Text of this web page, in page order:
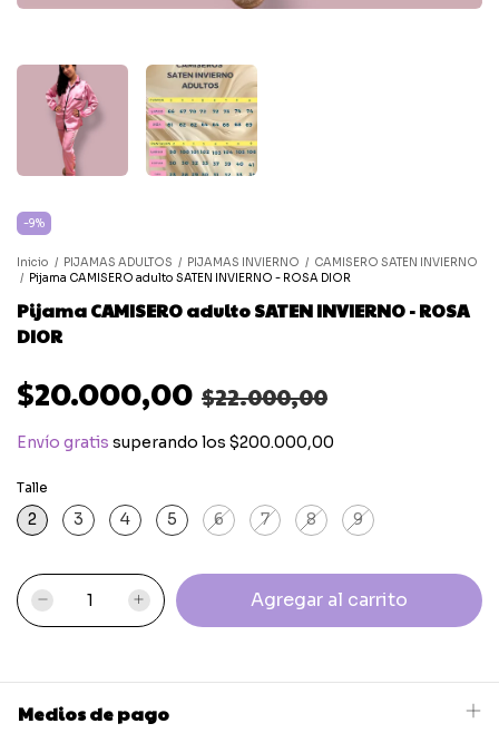
-9%
Inicio / PIJAMAS ADULTOS / PIJAMAS INVIERNO / CAMISERO SATEN INVIERNO
/ Pijama CAMISERO adulto SATEN INVIERNO - ROSA DIOR
Pijama CAMISERO adulto SATEN INVIERNO - ROSA
DIOR
$20.000,00 $22.000,00
Envío gratis superando los $200.000,00
Talle
2 3 4 5 6 7 8 9
Medios de pago